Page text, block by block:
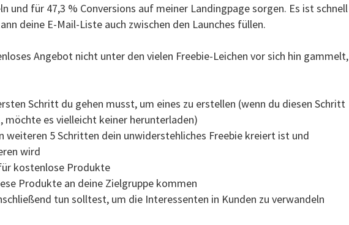
und für 47,3 % Conversions auf meiner Landingpage sorgen. Es ist schnell
deine E-Mail-Liste auch zwischen den Launches füllen.
Angebot nicht unter den vielen Freebie-Leichen vor sich hin gammelt,
Schritt du gehen musst, um eines zu erstellen (wenn du diesen Schritt
möchte es vielleicht keiner herunterladen)
weiteren 5 Schritten dein unwiderstehliches Freebie kreiert ist und
wird
kostenlose Produkte
Produkte an deine Zielgruppe kommen
tun solltest, um die Interessenten in Kunden zu verwandeln